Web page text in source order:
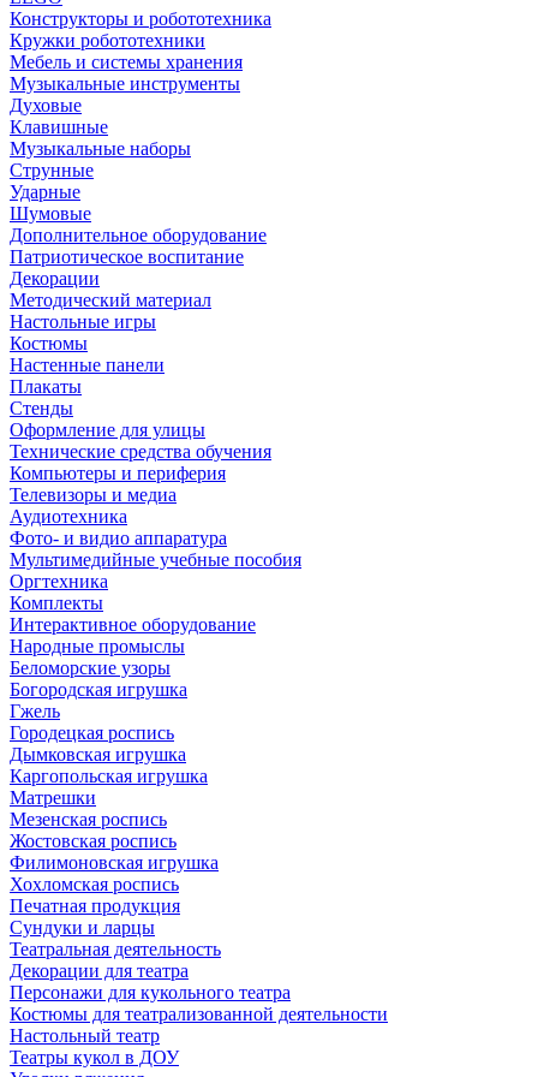
Конструкторы и робототехника
Кружки робототехники
Мебель и системы хранения
Музыкальные инструменты
Духовые
Клавишные
Музыкальные наборы
Струнные
Ударные
Шумовые
Дополнительное оборудование
Патриотическое воспитание
Декорации
Методический материал
Настольные игры
Костюмы
Настенные панели
Плакаты
Стенды
Оформление для улицы
Технические средства обучения
Компьютеры и периферия
Телевизоры и медиа
Аудиотехника
Фото- и видио аппаратура
Мультимедийные учебные пособия
Оргтехника
Комплекты
Интерактивное оборудование
Народные промыслы
Беломорские узоры
Богородская игрушка
Гжель
Городецкая роспись
Дымковская игрушка
Каргопольская игрушка
Матрешки
Мезенская роспись
Жостовская роспись
Филимоновская игрушка
Хохломская роспись
Печатная продукция
Сундуки и ларцы
Театральная деятельность
Декорации для театра
Персонажи для кукольного театра
Костюмы для театрализованной деятельности
Настольный театр
Театры кукол в ДОУ